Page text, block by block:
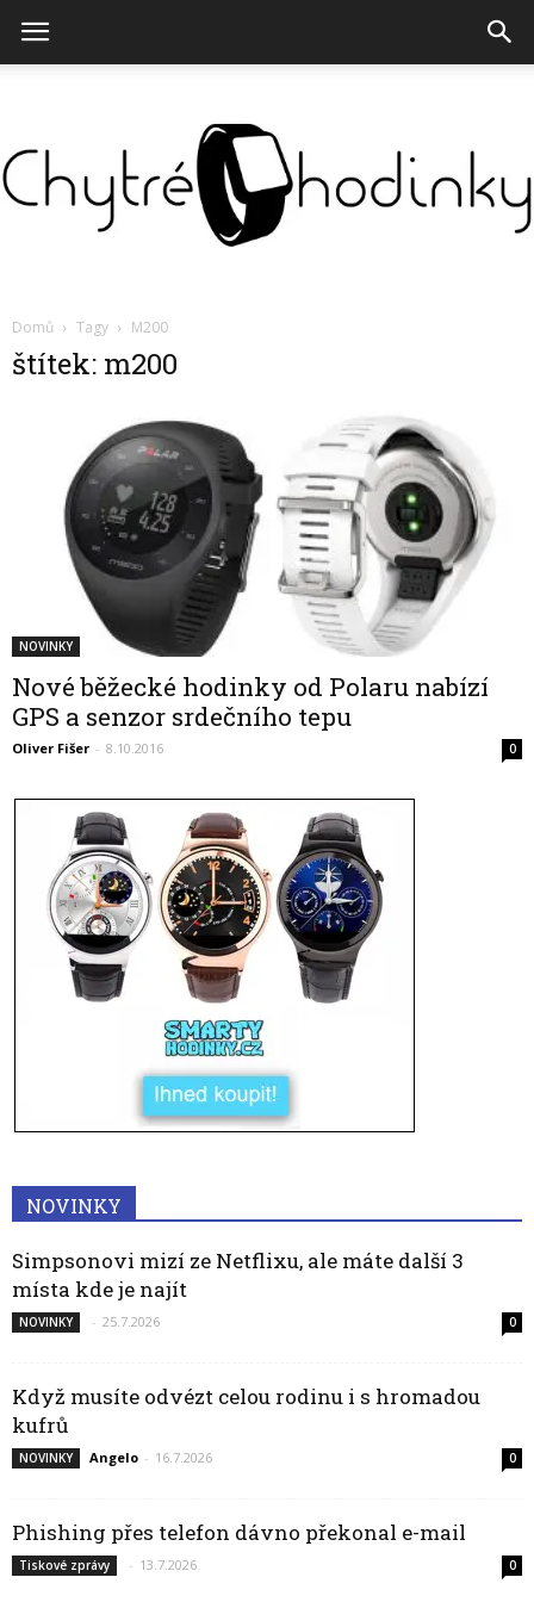
Domů Tagy M200
štítek: m200
NOVINKY
Nové běžecké hodinky od Polaru nabízí
GPS a senzor srdečního tepu
Oliver Fišer - 8.10.2016 0
NOVINKY
Simpsonovi mizí ze Netflixu, ale máte další 3
místa kde je najít
NOVINKY - 25.7.2026 0
Když musíte odvézt celou rodinu i s hromadou
kufrů
NOVINKY Angelo - 16.7.2026 0
Phishing přes telefon dávno překonal e-mail
Tiskové zprávy - 13.7.2026 0